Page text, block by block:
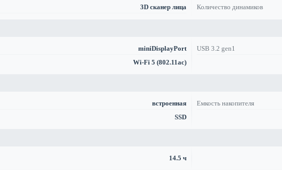
3D сканер лица Количество динамиков
miniDisplayPort USB 3.2 gen1
Wi-Fi 5 (802.11ac)
встроенная Емкость накопителя
SSD
14.5 ч